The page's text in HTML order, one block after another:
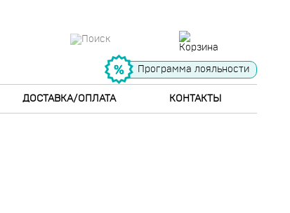
Программа лояльности
ДОСТАВКА/ОПЛАТА КОНТАКТЫ